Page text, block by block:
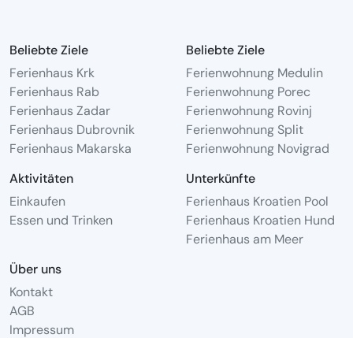
Beliebte Ziele
Ferienhaus Krk
Ferienhaus Rab
Ferienhaus Zadar
Ferienhaus Dubrovnik
Ferienhaus Makarska
Beliebte Ziele
Ferienwohnung Medulin
Ferienwohnung Porec
Ferienwohnung Rovinj
Ferienwohnung Split
Ferienwohnung Novigrad
Aktivitäten
Einkaufen
Essen und Trinken
Unterkünfte
Ferienhaus Kroatien Pool
Ferienhaus Kroatien Hund
Ferienhaus am Meer
Über uns
Kontakt
AGB
Impressum